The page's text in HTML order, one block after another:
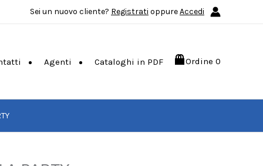
Sei un nuovo cliente? Registrati oppureAccedi
Agenti Cataloghi in PDF Ordine 0